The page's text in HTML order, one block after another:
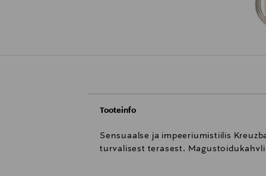
Tooteinfo
Sensuaalse ja impeeriumistiilis
turvalisest terasest. Magustoidukahvli